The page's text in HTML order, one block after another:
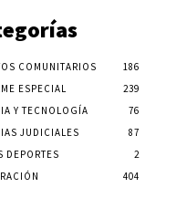
COMUNITARIOS
186
ESPECIAL
239
Y TECNOLOGÍA
76
JUDICIALES
87
DEPORTES
2
404